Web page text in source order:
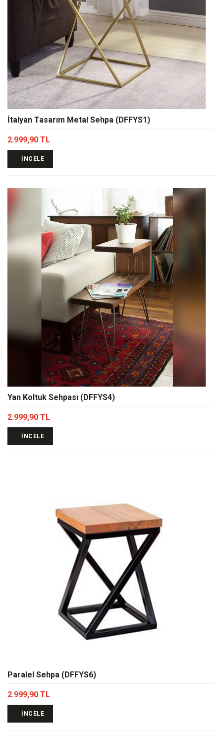
İtalyan Tasarım Metal Sehpa (DFFYS1)
2.999,90 TL
İNCELE
Yan Koltuk Sehpası (DFFYS4)
2.999,90 TL
İNCELE
Paralel Sehpa (DFFYS6)
2.999,90 TL
İNCELE